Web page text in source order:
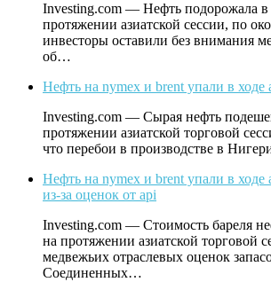
Investing.com — Нефть подорожала в
протяжении азиатской сессии, по
инвесторы оставили без внимания
об…
Нефть на nymex и brent упали в ходе
Investing.com — Сырая нефть
протяжении азиатской торговой
что перебои в производстве в
Нефть на nymex и brent упали в ходе
из-за оценок от api
Investing.com — Стоимость бареля
на протяжении азиатской торговой
медвежьих отраслевых оценок
Соединенных…